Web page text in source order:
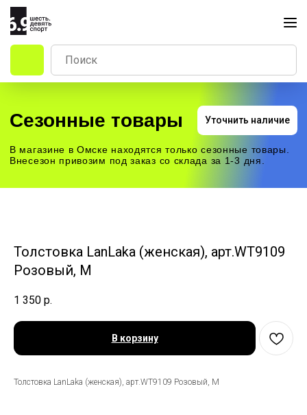
Сезонные товары
В магазине в Омске находятся только сезонные товары.
Внесезон привозим под заказ со склада за 1-3 дня.
Толстовка LanLaka (женская), арт.WT9109
Розовый, M
1 350 р.
В корзину
Толстовка LanLaka (женская), арт.WT9109 Розовый, M